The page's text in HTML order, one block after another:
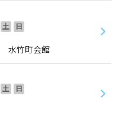
土
日
水竹町会館
土
日